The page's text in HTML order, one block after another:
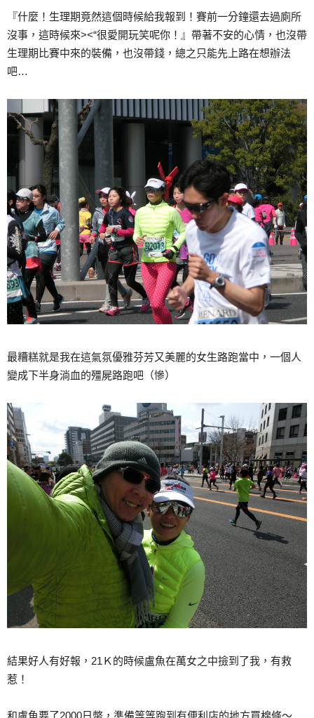
『什麼！生理期竟然這個時候給我報到！賽前一分鐘還去過廁所
沒事，這時候來><“很愛開玩笑呢你！』帶著不安的心情，也沒帶
生理期比賽中來的裝備，也沒帶錢，總之只能先上路在想辦法
吧…
最糟糕就是我在這氣氛優雅芬芳又美麗的女生路跑當中，一個人
變成下半身淌血的殭屍路跑吧（慘）
結果好人有好報，21Ｋ的時候盧魚在萬女之中撿到了我，有救
惹！